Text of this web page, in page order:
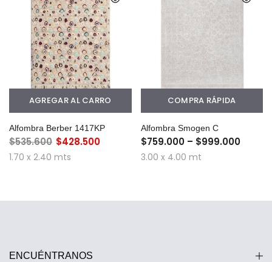
AGREGAR AL CARRO
Alfombra Berber 1417KP
$535.600 $428.500
1.70 x 2.40 mts
COMPRA RÁPIDA
Alfombra Smogen C
$759.000 – $999.000
3.00 x 4.00 mt
ENCUÉNTRANOS